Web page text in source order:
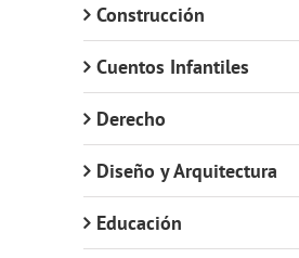
Construcción
Cuentos Infantiles
Derecho
Diseño y Arquitectura
Educación